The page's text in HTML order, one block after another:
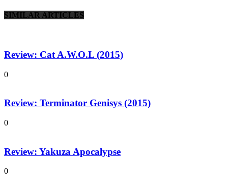
SIMILAR ARTICLES
Review: Cat A.W.O.L (2015)
0
Review: Terminator Genisys (2015)
0
Review: Yakuza Apocalypse
0